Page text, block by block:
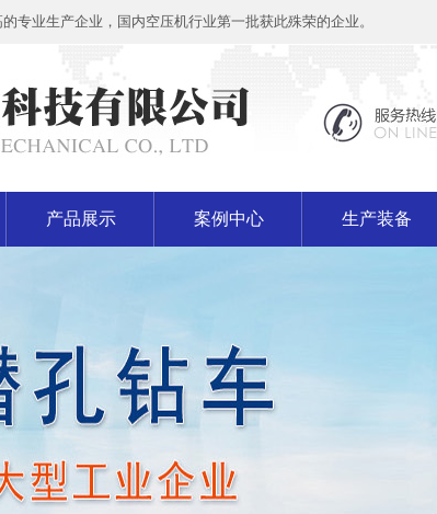
专业生产企业，国内空压机行业第一批获此殊荣的企业。
产品展示 案例中心 生产装备